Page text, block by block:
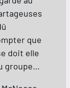
que
doit elle
groupe…